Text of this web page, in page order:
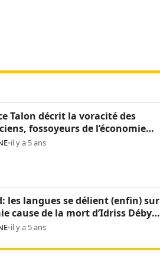
Talon décrit la voracité des
fossoyeurs de l’économie
•il y a 5 ans
les langues se délient (enfin) sur
cause de la mort d’Idriss Déby
•il y a 5 ans